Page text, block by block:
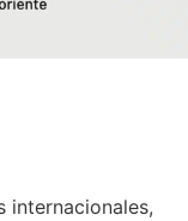
internacionales,